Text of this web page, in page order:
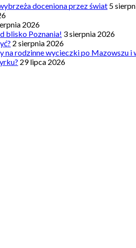
doceniona przez świat 5
2026
blisko Poznania! 3 sierpnia 2026
2 sierpnia 2026
rodzinne wycieczki po Mazowszu i
29 lipca 2026